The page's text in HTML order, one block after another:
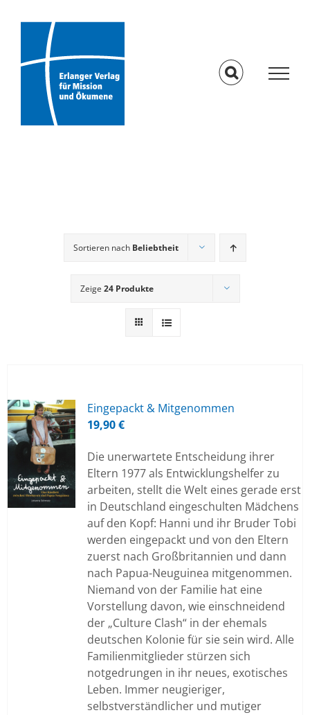
Sortieren nach Beliebtheit
Zeige 24 Produkte
Ein­ge­packt & Mit­ge­nom­men
19,90€
Die unerwartete Entscheidung ihrer
Eltern 1977 als Entwicklungshelfer zu
arbeiten, stellt die Welt eines gerade erst
in Deutschland eingeschulten Mädchens
auf den Kopf: Hanni und ihr Bruder Tobi
werden eingepackt und von den Eltern
zuerst nach Großbritannien und dann
nach Papua-Neuguinea mitgenommen.
Niemand von der Familie hat eine
Vorstellung davon, wie einschneidend
der „Culture Clash“ in der ehemals
deutschen Kolonie für sie sein wird. Alle
Familienmitglieder stürzen sich
notgedrungen in ihr neues, exotisches
Leben. Immer neugieriger,
selbstverständlicher und mutiger